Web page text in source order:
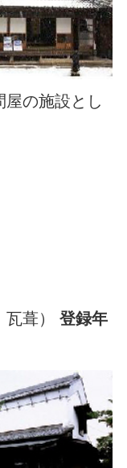
の施設とし
葺） 登録年